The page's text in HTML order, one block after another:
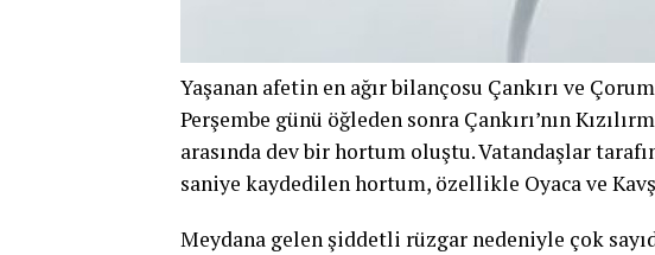
Yaşanan afetin en ağır bilançosu Çankırı ve
Perşembe günü öğleden sonra Çankırı’nın
arasında dev bir hortum oluştu. Vatandaşlar
saniye kaydedilen hortum, özellikle Oyaca ve
Meydana gelen şiddetli rüzgar nedeniyle çok